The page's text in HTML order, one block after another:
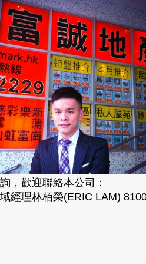
，歡迎聯絡本公司：
經理林栢榮(ERIC LAM)